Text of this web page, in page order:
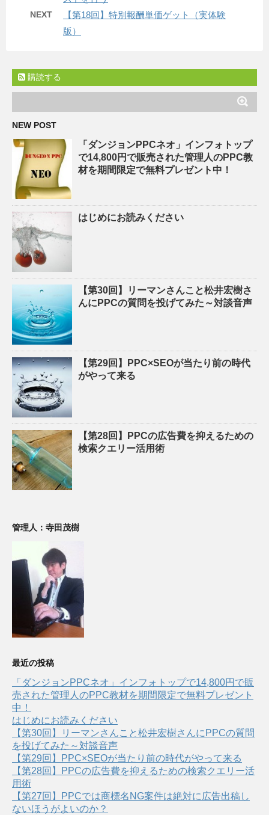
NEXT
【第18回】特別報酬単価ゲット（実体験
版）
購読する
NEW POST
「ダンジョンPPCネオ」インフォトップ
で14,800円で販売された管理人のPPC教
材を期間限定で無料プレゼント中！
はじめにお読みください
【第30回】リーマンさんこと松井宏樹さ
んにPPCの質問を投げてみた～対談音声
【第29回】PPC×SEOが当たり前の時代
がやって来る
【第28回】PPCの広告費を抑えるための
検索クエリー活用術
管理人：寺田茂樹
最近の投稿
「ダンジョンPPCネオ」インフォトップで14,800円で販
売された管理人のPPC教材を期間限定で無料プレゼント
中！
はじめにお読みください
【第30回】リーマンさんこと松井宏樹さんにPPCの質問
を投げてみた～対談音声
【第29回】PPC×SEOが当たり前の時代がやって来る
【第28回】PPCの広告費を抑えるための検索クエリー活
用術
【第27回】PPCでは商標名NG案件は絶対に広告出稿し
ないほうがよいのか？